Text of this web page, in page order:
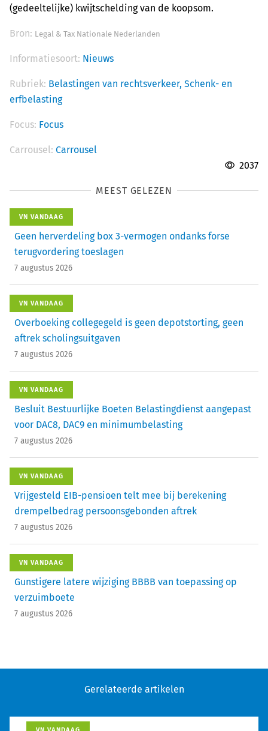
(gedeeltelijke) kwijtschelding van de koopsom.
Bron: Legal & Tax Nationale Nederlanden
Informatiesoort: Nieuws
Rubriek: Belastingen van rechtsverkeer, Schenk- en
erfbelasting
Focus: Focus
Carrousel: Carrousel
2037
MEEST GELEZEN
VN VANDAAG
Geen herverdeling box 3-vermogen ondanks forse
terugvordering toeslagen
7 augustus 2026
VN VANDAAG
Overboeking collegegeld is geen depotstorting, geen
aftrek scholingsuitgaven
7 augustus 2026
VN VANDAAG
Besluit Bestuurlijke Boeten Belastingdienst aangepast
voor DAC8, DAC9 en minimumbelasting
7 augustus 2026
VN VANDAAG
Vrijgesteld EIB-pensioen telt mee bij berekening
drempelbedrag persoonsgebonden aftrek
7 augustus 2026
VN VANDAAG
Gunstigere latere wijziging BBBB van toepassing op
verzuimboete
7 augustus 2026
Gerelateerde artikelen